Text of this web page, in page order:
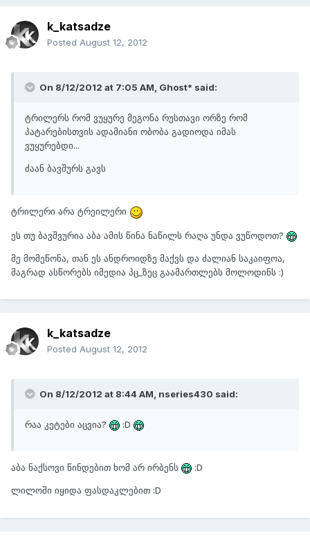
k_katsadze
Posted August 12, 2012
On 8/12/2012 at 7:05 AM, Ghost* said:
ტრილერს რომ ვუყურე მეგონა რუსთავი ორზე რომ
პატარებისთვის ადამიანი ობობა გადიოდა იმას
ვუყურებდი...
ძაან ბავშურს გავს
ტრილერი არა ტრეილერი
ეს თუ ბავშვურია აბა ამის წინა ნაწილს რაღა უნდა ვუწოდოთ?
მე მომეწონა, თან ეს ანდროიდზე მაქვს და ძალიან საკაიფოა,
მაგრად ასწორებს იმედია პც_ზეც გაამართლებს მოლოდინს :)
k_katsadze
Posted August 12, 2012
On 8/12/2012 at 8:44 AM, nseries430 said:
რაა კეტები აცვია? :D
აბა ნაქსოვი წინდებით ხომ არ ირბენს :D
ლილოში იყიდა ფასდაკლებით :D